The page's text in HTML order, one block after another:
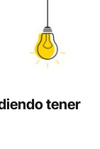
tener